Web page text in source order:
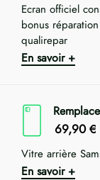
Ecran officiel
bonus
qualirepar
En savoir +
69,90 €
Vitre arrière
En savoir +